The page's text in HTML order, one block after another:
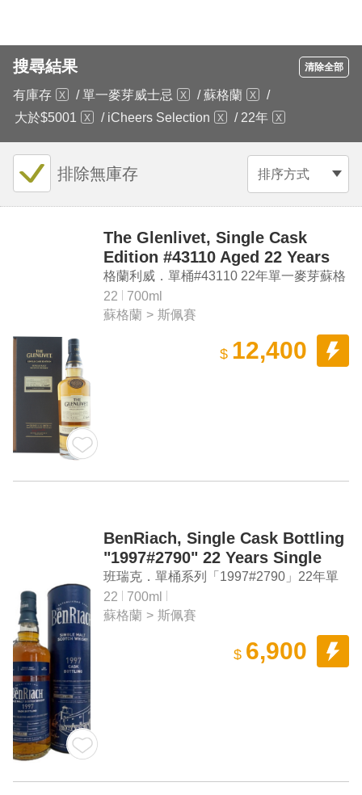
搜尋結果 清除全部
有庫存 / 單一麥芽威士忌 / 蘇格蘭
/
大於$5001
/ iCheers Selection / 22年
排序方式
排除無庫存
The Glenlivet, Single Cask
Edition #43110 Aged 22 Years
Single Malt Scotch Whisky
(Taiwan Exclusive)
格蘭利威．單桶#43110 22年單一麥芽蘇格
蘭威士忌
22
700ml
蘇格蘭 > 斯佩賽
$ 12,400
BenRiach, Single Cask Bottling
"1997#2790" 22 Years Single
Malt Scotch Whisky
班瑞克．單桶系列「1997#2790」22年單
一麥芽蘇格蘭威士忌
22
700ml
蘇格蘭 > 斯佩賽
$ 6,900